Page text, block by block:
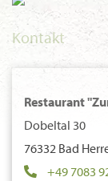
Kontakt
Restaurant
Dobeltal 30
76332 Bad
+49 7083